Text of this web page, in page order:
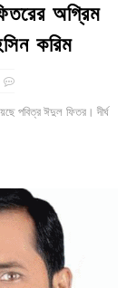
অগ্রিম
করিম
পবিত্র ঈদুল ফিতর। দীর্ঘ